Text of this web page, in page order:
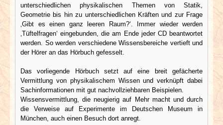
unterschiedlichen physikalischen Themen von Statik,
Geometrie bis hin zu unterschiedlichen Kräften und zur Frage
‚Gibt es einen ganz leeren Raum?‘. Immer wieder werden
‚Tüftelfragen‘ eingebunden, die am Ende jeder CD beantwortet
werden. So werden verschiedene Wissensbereiche vertieft und
der Hörer an das Hörbuch gefesselt.
Das vorliegende Hörbuch setzt auf eine breit gefächerte
Vermittlung von physikalischem Wissen und verknüpft dabei
Sachinformationen mit gut nachvollziehbaren Beispielen.
Wissensvermittlung, die neugierig auf Mehr macht und durch
die Verweise auf Experimente im Deutschen Museum in
München, auch einen Besuch dort anregt.